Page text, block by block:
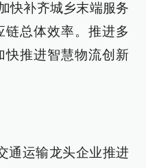
快补齐城乡末端服务
链总体效率。推进多
快推进智慧物流创新
通运输龙头企业推进